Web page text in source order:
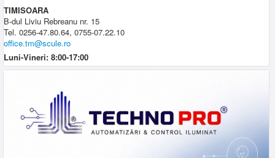
TIMISOARA
B-dul Liviu Rebreanu nr. 15
Tel. 0256-47.80.64, 0755-07.22.10
office.tm@scule.ro
Luni-Vineri: 8:00-17:00